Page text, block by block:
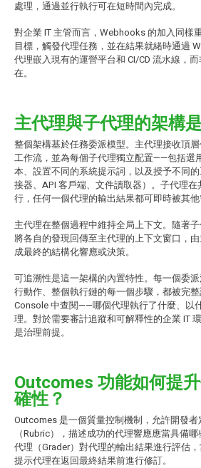
處理，通過並行執行可在短時間內完成。
對企業 IT 主管而言，Webhooks 的加入同樣
目標，觸發代理任務，並在結果就緒時通過
代理嵌入現有的運營平台和 CI/CD 流水線，
在。
主代理與子代理的架構
整個架構基於任務委派模型。主代理接收頂
工作流，並為每個子代理獨立配置——包括選
本、設置不同的系統提示詞，以及授予不同
接器、API 客戶端、文件讀取器）。子代理
行，任何一個代理的輸出結果都可即時被其他
主代理在整個過程中維持全局上下文。隨著
將各自的發現回傳至主代理的上下文窗口，
成最終的結構化響應或決策。
可追溯性是這一架構的內置特性。每一個委
行動作、整個執行鏈的每一個步驟，都被完
Console 中查閱——哪個代理執行了什麼、以
理。對於需要審計追蹤和可解釋性的企業 IT
是治理前提。
Outcomes 功能如何提
確性？
Outcomes 是一個質量控制機制，允許開發
（Rubric），描述成功的代理響應應當具備
代理（Grader）對代理的輸出結果進行評估
提示代理在返回最終結果前進行修訂。